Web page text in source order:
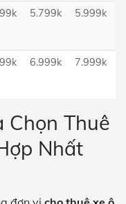
5.799k 5.999k
6.999k 7.999k
Chọn Thuê
Nhất